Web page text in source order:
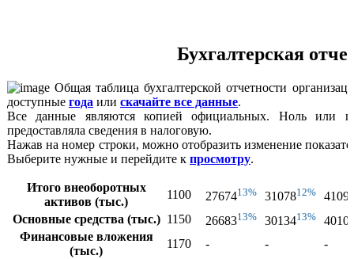
Бухгалтерская
Общая таблица бухгалтерской отчетности
доступные года или скачайте все данные.
Все данные являются копией официальных. Ноль или
предоставляла сведения в налоговую.
Нажав на номер строки, можно отобразить изменение
Выберите нужные и перейдите к просмотру.
Итого внеоборотных
активов (тыс.)
1100 2767413% 3107812%
Основные средства (тыс.) 1150 2668313% 3013413%
Финансовые вложения
(тыс.)
1170 - -
-